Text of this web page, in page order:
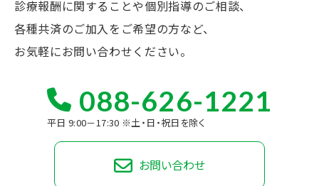
診療報酬に関することや個別指導のご相談、
各種共済のご加入をご希望の方など、
お気軽にお問い合わせください。
088-626-1221
平日 9:00－17:30 ※土・日・祝日を除く
お問い合わせ